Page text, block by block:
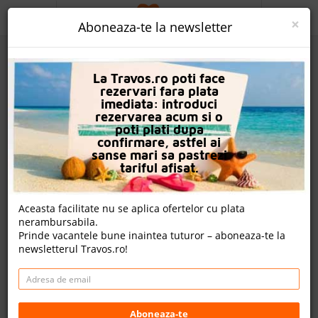
Hotel Archodariki
nota Travos: 9.5
Ouranoupoli, Halkidiki, Grecia
Distanta fata de plaja: 140m
Rezerva acum
PROMO
CAUTA REZERVARE
OFERTA PERSONALIZATA
DESPRE NOI
LOGIN
CAZARE
CHARTER AVION
CAZARE + AUTOCAR
CONTACT
×
Aboneaza-te la newsletter
La Travos.ro poti face
rezervari fara plata
imediata: introduci
rezervarea acum si o
poti plati dupa
confirmare, astfel ai
sanse mari sa pastrezi
tariful afisat.
Aceasta facilitate nu se aplica ofertelor cu plata
nerambursabila.
Prinde vacantele bune inaintea tuturor – aboneaza-te la
newsletterul Travos.ro!
Aboneaza-te